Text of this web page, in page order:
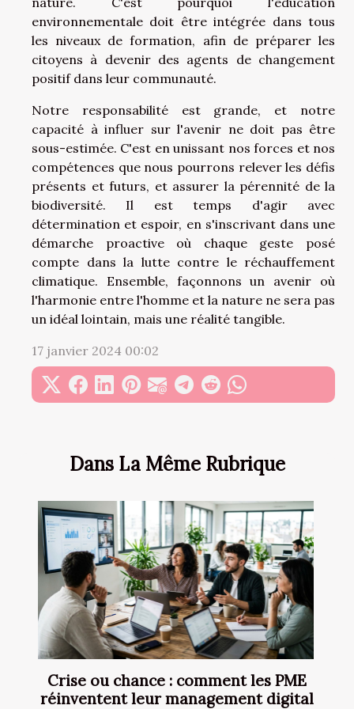
Dans La Même Rubrique
Crise ou chance : comment les PME
réinventent leur management digital
environnementale doit être intégrée dans tous
les niveaux de formation, afin de préparer les
citoyens à devenir des agents de changement
positif dans leur communauté.
Notre responsabilité est grande, et notre
capacité à influer sur l'avenir ne doit pas être
sous-estimée. C'est en unissant nos forces et nos
compétences que nous pourrons relever les défis
présents et futurs, et assurer la pérennité de la
biodiversité. Il est temps d'agir avec
détermination et espoir, en s'inscrivant dans une
démarche proactive où chaque geste posé
compte dans la lutte contre le réchauffement
climatique. Ensemble, façonnons un avenir où
l'harmonie entre l'homme et la nature ne sera pas
un idéal lointain, mais une réalité tangible.
17 janvier 2024 00:02